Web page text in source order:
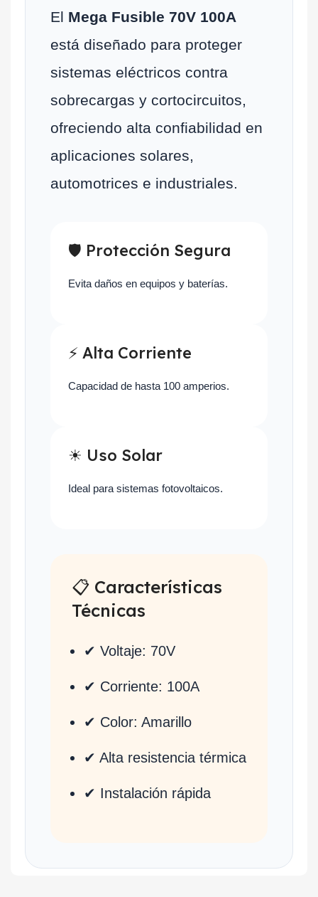
El Mega Fusible 70V 100A
está diseñado para proteger
sistemas eléctricos contra
sobrecargas y cortocircuitos,
ofreciendo alta confiabilidad en
aplicaciones solares,
automotrices e industriales.
🛡 Protección Segura
Evita daños en equipos y baterías.
⚡ Alta Corriente
Capacidad de hasta 100 amperios.
☀ Uso Solar
Ideal para sistemas fotovoltaicos.
📋 Características
Técnicas
✔ Voltaje: 70V
✔ Corriente: 100A
✔ Color: Amarillo
✔ Alta resistencia térmica
✔ Instalación rápida